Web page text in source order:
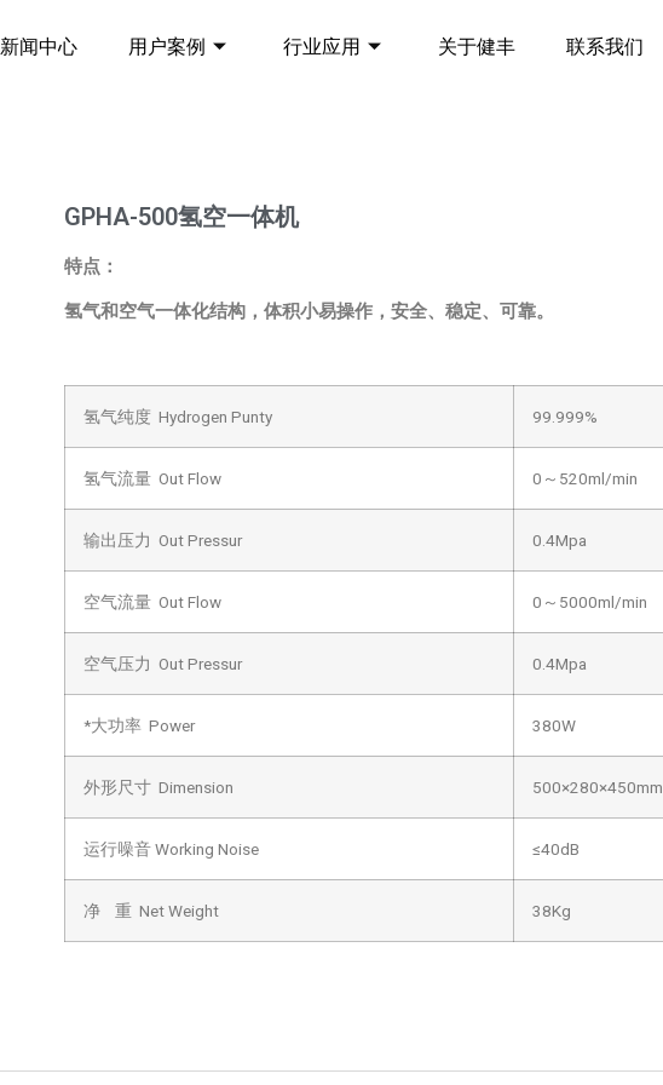
新闻中心 用户案例 行业应用 关于健丰 联系我们
GPHA-500氢空一体机
特点：
氢气和空气一体化结构，体积小易操作，安全、稳定、可靠。
氢气纯度 Hydrogen Punty 99.999%
氢气流量 Out Flow 0～520ml/min
输出压力 Out Pressur 0.4Mpa
空气流量 Out Flow 0～5000ml/min
空气压力 Out Pressur 0.4Mpa
*大功率 Power 380W
外形尺寸 Dimension 500×280×450mm
运行噪音 Working Noise ≤40dB
净 重 Net Weight 38Kg